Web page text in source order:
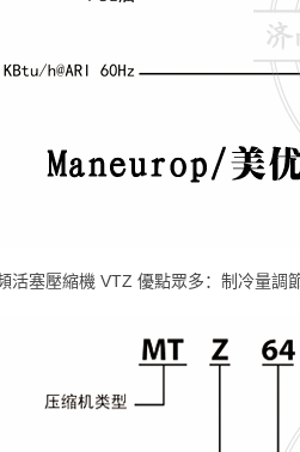
活塞壓縮機 VTZ 優點眾多：制冷量調